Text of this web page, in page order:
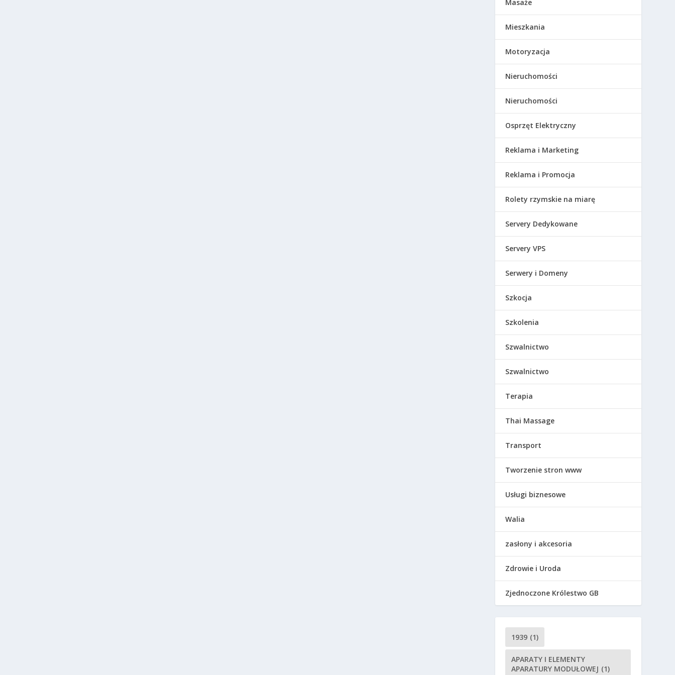
Masaże
Mieszkania
Motoryzacja
Nieruchomości
Nieruchomości
Osprzęt Elektryczny
Reklama i Marketing
Reklama i Promocja
Rolety rzymskie na miarę
Servery Dedykowane
Servery VPS
Serwery i Domeny
Szkocja
Szkolenia
Szwalnictwo
Szwalnictwo
Terapia
Thai Massage
Transport
Tworzenie stron www
Usługi biznesowe
Walia
zasłony i akcesoria
Zdrowie i Uroda
Zjednoczone Królestwo GB
1939 (1)
APARATY I ELEMENTY
APARATURY MODUŁOWEJ (1)